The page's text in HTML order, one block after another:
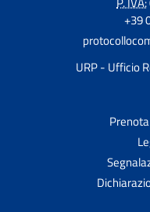
+39
URP - Ufficio